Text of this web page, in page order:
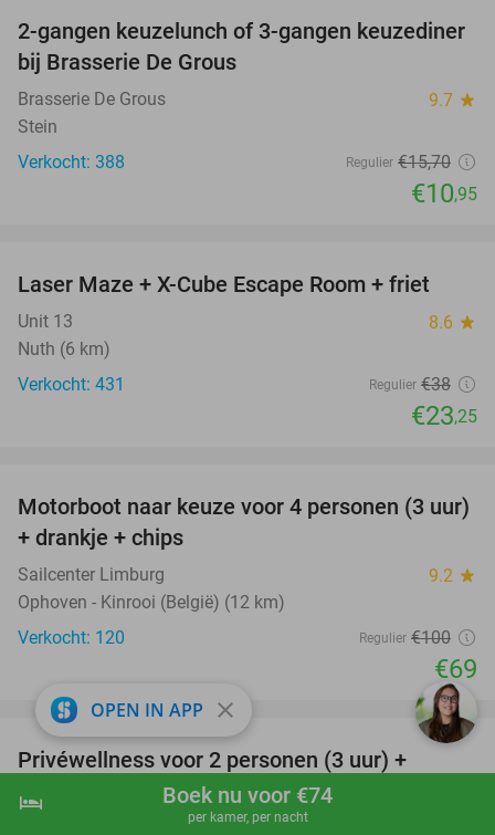
shopping_cart Boek nu
hotel Boek nu voor €74
per kamer, per nacht
30%
2-gangen keuzelunch of 3-gangen keuzediner
bij Brasserie De Grous
Brasserie De Grous 9.7 star
Stein
Verkocht: 388
Regulier €15,70
€10,95
39%
Laser Maze + X-Cube Escape Room + friet
Unit 13 8.6 star
Nuth (6 km)
Verkocht: 431
Regulier €38
€23,25
31%
Motorboot naar keuze voor 4 personen (3 uur)
+ drankje + chips
Sailcenter Limburg 9.2 star
Ophoven - Kinrooi (België) (12 km)
Verkocht: 120
Regulier €100
€69
49%
favorite_border
Privéwellness voor 2 personen (3 uur) +
smoothie, fruitsap of vers fruit
OPEN IN APP close